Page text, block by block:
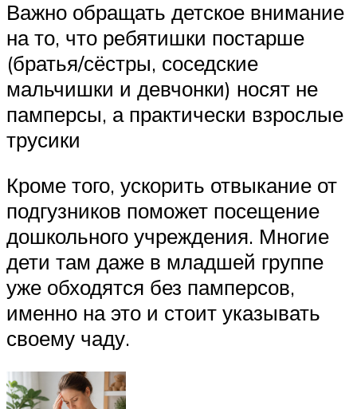
Важно обращать детское внимание
на то, что ребятишки постарше
(братья/сёстры, соседские
мальчишки и девчонки) носят не
памперсы, а практически взрослые
трусики
Кроме того, ускорить отвыкание от
подгузников поможет посещение
дошкольного учреждения. Многие
дети там даже в младшей группе
уже обходятся без памперсов,
именно на это и стоит указывать
своему чаду.